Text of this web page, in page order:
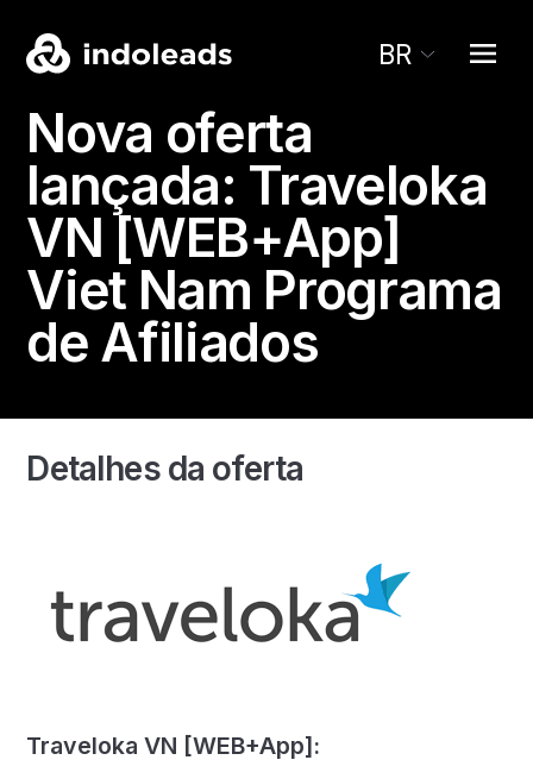
BR
Nova oferta
lançada: Traveloka
VN [WEB+App]
Viet Nam Programa
de Afiliados
Detalhes da oferta
Traveloka VN [WEB+App]: